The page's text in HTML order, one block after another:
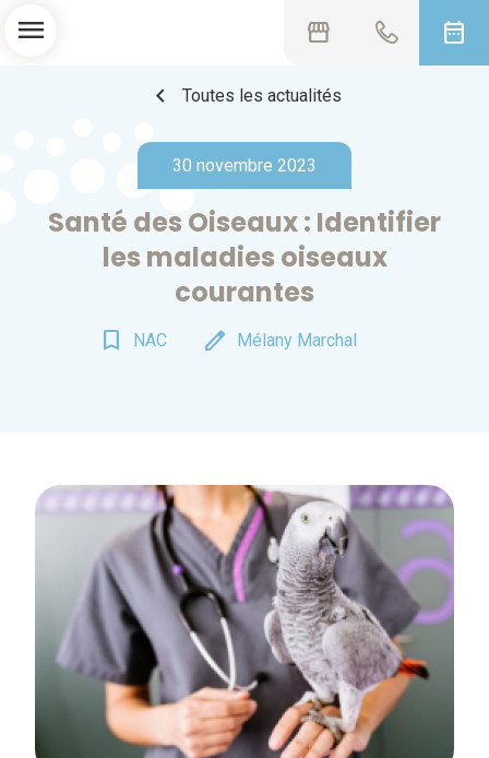
storefront date_range
menu
chevron_left Toutes les actualités
30 novembre 2023
Santé des Oiseaux : Identifier
les maladies oiseaux
courantes
bookmark_border NAC edit Mélany Marchal